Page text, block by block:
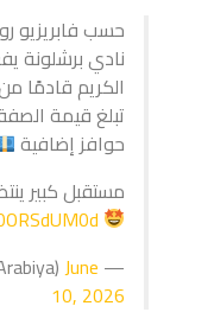
حسب فابريزيو
نادي برشلونة
الكريم قادمًا
حوافز إضافية
مستقبل كبير
— Sport360 Arabiya (@Sport360Arabiya)
June
10, 2026